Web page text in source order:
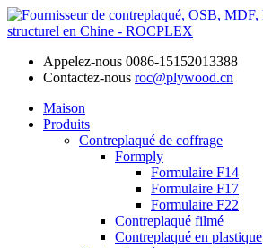
Appelez-nous 0086-15152013388
Contactez-nous roc@plywood.cn
Maison
Produits
Contreplaqué de coffrage
Formply
Formulaire F14
Formulaire F17
Formulaire F22
Contreplaqué filmé
Contreplaqué en plastique